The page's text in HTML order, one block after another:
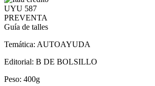
UYU 587
PREVENTA
Guía de talles
Temática: AUTOAYUDA
Editorial: B DE BOLSILLO
Peso: 400g